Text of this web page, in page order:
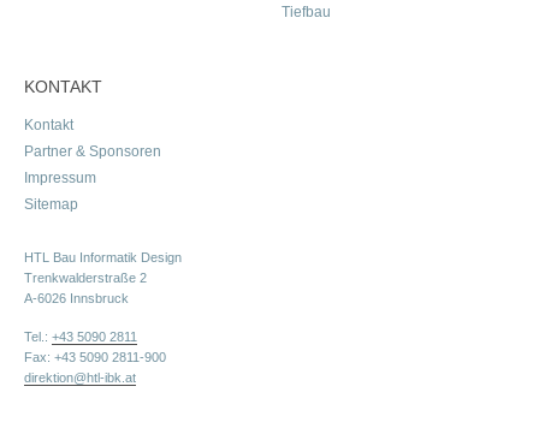
Tiefbau
KONTAKT
Kontakt
Partner & Sponsoren
Impressum
Sitemap
HTL Bau Informatik Design
Trenkwalderstraße 2
A-6026 Innsbruck
Tel.: +43 5090 2811
Fax: +43 5090 2811-900
direktion@htl-ibk.at